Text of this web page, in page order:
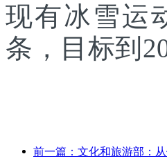
现有冰雪运
条，目标到